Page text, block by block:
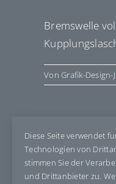
Bremswelle
VonGrafik-Design-
Share
Diese Seite verwendet
Technologien von
stimmen Sie der
und Drittanbieter zu.